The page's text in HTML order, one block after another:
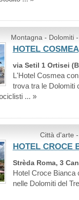
Montagna - Dolomiti
HOTEL COSMEA
via Setil 1 Ortisei
L'Hotel Cosmea
trova tra le Dolomiti
... »
Città d'arte
HOTEL CROCE
Strèda Roma, 3
Hotel Croce Bianca
nelle Dolomiti del